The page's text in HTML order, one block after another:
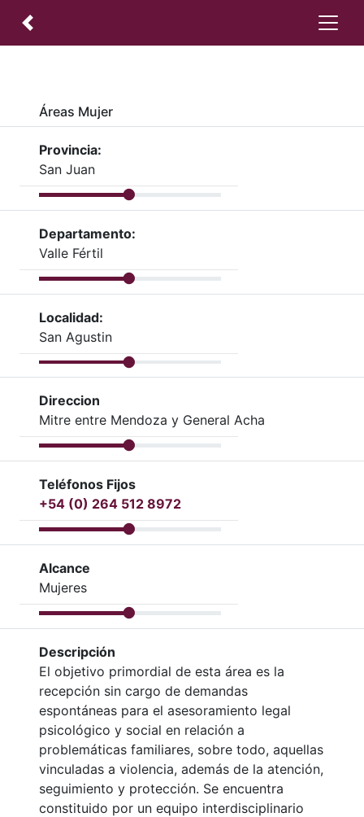
Áreas Mujer
Provincia:
San Juan
Departamento:
Valle Fértil
Localidad:
San Agustin
Direccion
Mitre entre Mendoza y General Acha
Teléfonos Fijos
+54 (0) 264 512 8972
Alcance
Mujeres
Descripción
El objetivo primordial de esta área es la
recepción sin cargo de demandas
espontáneas para el asesoramiento legal
psicológico y social en relación a
problemáticas familiares, sobre todo, aquellas
vinculadas a violencia, además de la atención,
seguimiento y protección. Se encuentra
constituido por un equipo interdisciplinario